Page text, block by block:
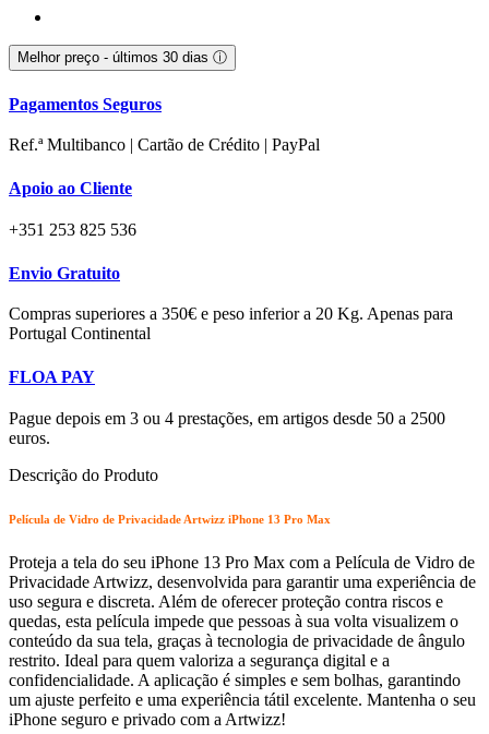
Melhor preço - últimos 30 dias ⓘ
Pagamentos Seguros
Ref.ª Multibanco | Cartão de Crédito | PayPal
Apoio ao Cliente
+351 253 825 536
Envio Gratuito
Compras superiores a 350€ e peso inferior a 20 Kg. Apenas para
Portugal Continental
FLOA PAY
Pague depois em 3 ou 4 prestações, em artigos desde 50 a 2500
euros.
Descrição do Produto
Película de Vidro de Privacidade Artwizz iPhone 13 Pro Max
Proteja a tela do seu iPhone 13 Pro Max com a Película de Vidro de
Privacidade Artwizz, desenvolvida para garantir uma experiência de
uso segura e discreta. Além de oferecer proteção contra riscos e
quedas, esta película impede que pessoas à sua volta visualizem o
conteúdo da sua tela, graças à tecnologia de privacidade de ângulo
restrito. Ideal para quem valoriza a segurança digital e a
confidencialidade. A aplicação é simples e sem bolhas, garantindo
um ajuste perfeito e uma experiência tátil excelente. Mantenha o seu
iPhone seguro e privado com a Artwizz!